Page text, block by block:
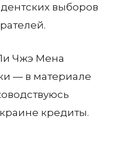
выборов
Чжэ Мена
— в материале
кредиты.